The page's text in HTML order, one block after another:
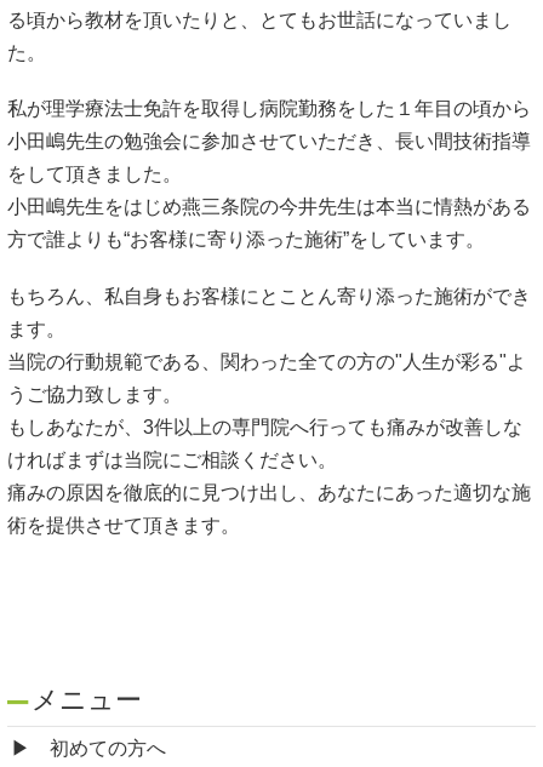
る頃から教材を頂いたりと、とてもお世話になっていまし
た。
私が理学療法士免許を取得し病院勤務をした１年目の頃から
小田嶋先生の勉強会に参加させていただき、長い間技術指導
をして頂きました。
小田嶋先生をはじめ燕三条院の今井先生は本当に情熱がある
方で誰よりも“お客様に寄り添った施術”をしています。
もちろん、私自身もお客様にとことん寄り添った施術ができ
ます。
当院の行動規範である、関わった全ての方の"人生が彩る"よ
うご協力致します。
もしあなたが、3件以上の専門院へ行っても痛みが改善しな
ければまずは当院にご相談ください。
痛みの原因を徹底的に見つけ出し、あなたにあった適切な施
術を提供させて頂きます。
メニュー
初めての方へ